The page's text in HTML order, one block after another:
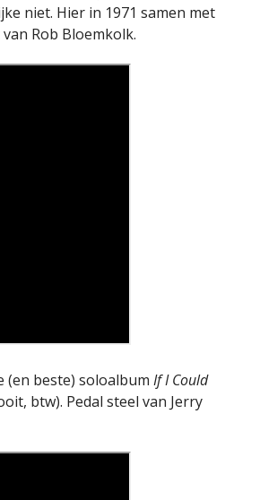
niet. Hier in 1971 samen met
Rob Bloemkolk.
(en beste) soloalbum If I Could
btw). Pedal steel van Jerry